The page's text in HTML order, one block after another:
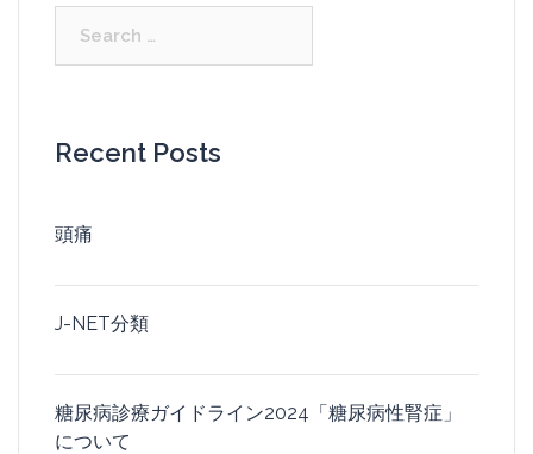
for:
Recent Posts
頭痛
J-NET分類
糖尿病診療ガイドライン2024「糖尿病性腎症」
について